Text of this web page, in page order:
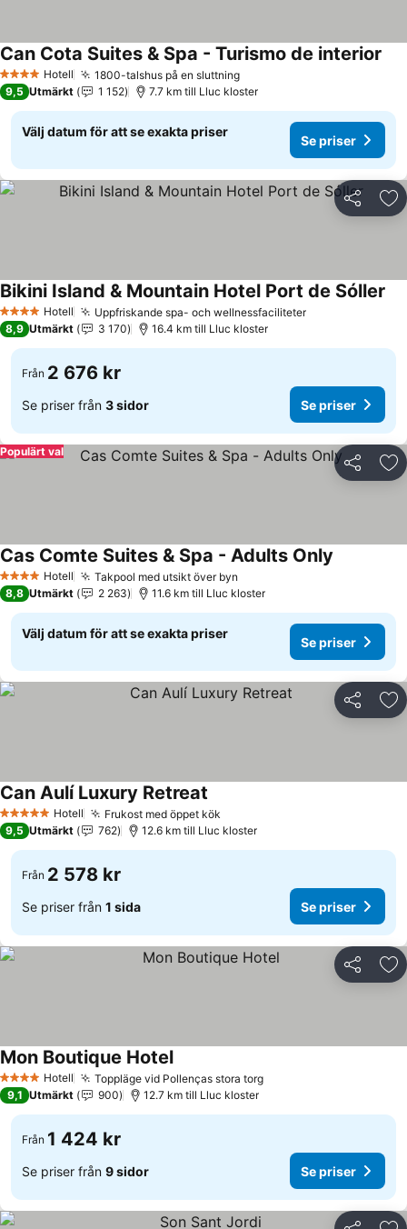
4 StjärnorHotell 1800-talshus på en sluttningSe priser
Can Cota Suites & Spa - Turismo de interior
9,5 Utmärkt 1 152 7.7 km till Lluc kloster
Välj datum för att se exakta priser
Se priser
Dela
4 StjärnorHotell Uppfriskande spa- och wellnessfaciliteterSe priser
Bikini Island & Mountain Hotel Port de Sóller
8,9 Utmärkt 3 170 16.4 km till Lluc kloster
Från 2 676 kr
Se priser från 3 sidor Se priser
Dela
Populärt val
4 StjärnorHotell Takpool med utsikt över byn
Cas Comte Suites & Spa - Adults Only
8,8 Utmärkt 2 263 11.6 km till Lluc kloster
Välj datum för att se exakta priser
Se priser
Dela
5 Stjärnor Hotell Frukost med öppet kök
Can Aulí Luxury Retreat
9,5 Utmärkt 762 12.6 km till Lluc kloster
Från 2 578 kr
Se priser från 1 sida Se priser
Dela
4 StjärnorHotell Toppläge vid Pollenças stora torgSe priser
Mon Boutique HotelSe priser
9,1 Utmärkt 900 12.7 km till Lluc kloster
Från 1 424 kr
Se priser från 9 sidor Se priser